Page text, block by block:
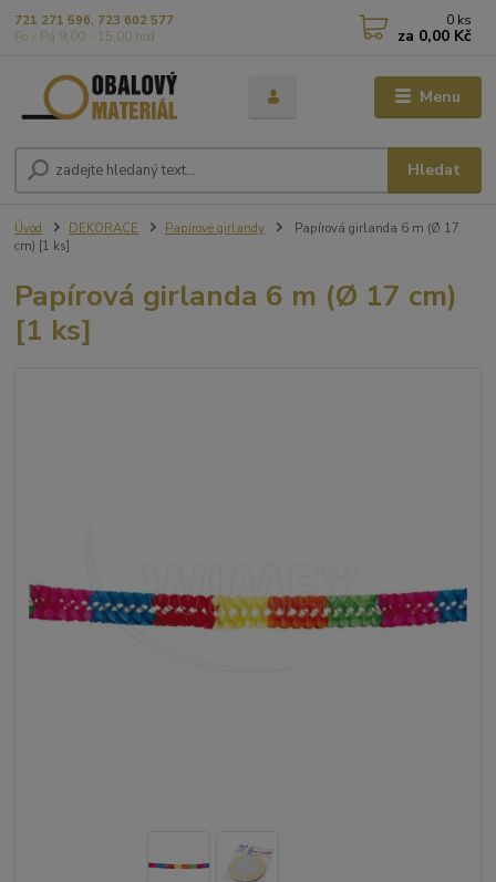
Menu
Hledat
721 271 596, 723 602 577
Po - Pá 9,00 - 15,00 hod
0 ks
za 0,00 Kč
Úvod DEKORACE Papírové girlandy
Papírová girlanda 6 m (Ø 17
cm) [1 ks]
Papírová girlanda 6 m (Ø 17 cm)
[1 ks]